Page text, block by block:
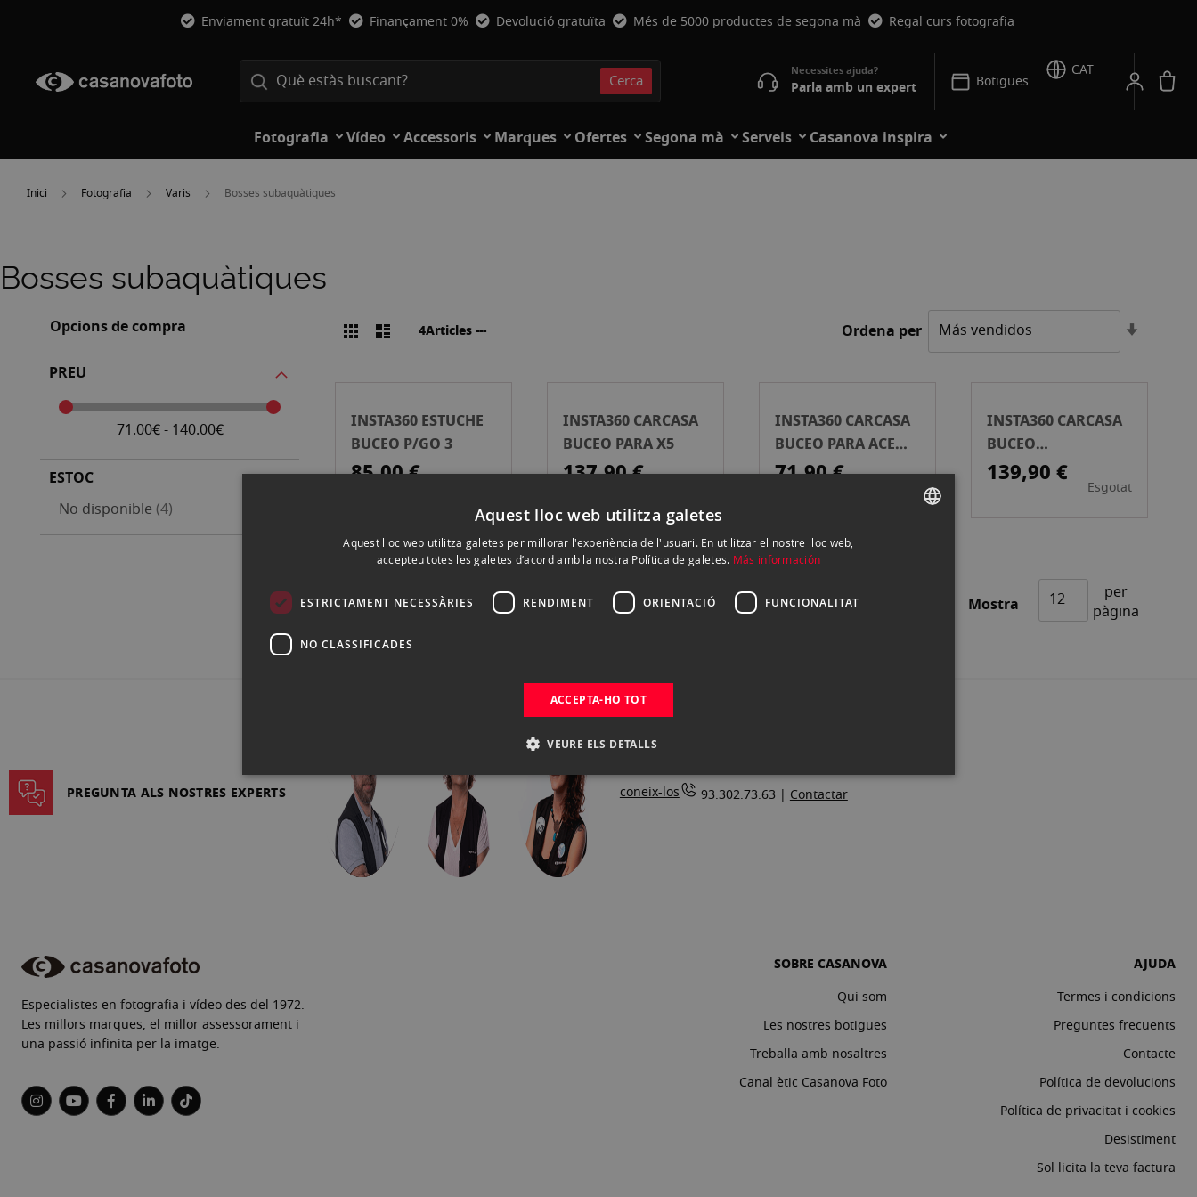
Enviament gratuït 24h* Finançament 0% Devolució gratuïta Més de 5000 productes de segona mà Regal curs fotografia
Cerca Parla amb un expert Botigues
CAT
Fotografia Vídeo Accessoris Marques Ofertes Segona mà Serveis Casanova inspira
Inici Fotografia Varis Bosses subaquàtiques
Bosses subaquàtiques
Opcions de compra
PREU
71.00€ - 140.00€
ESTOC
No disponible 4
articles
Veure
GraellaLlista4Articles --- Ordena per
INSTA360 ESTUCHE
BUCEO P/GO 3
85,00 €
INSTA360 CARCASA
BUCEO PARA X5
137,90 €
INSTA360 CARCASA
BUCEO PARA ACE
PRO 2
71,90 €
INSTA360 CARCASA
BUCEO
PROFESIONAL PARA
139,90 €
Esgotat
Mostra
per
pàgina
PREGUNTA ALS NOSTRES EXPERTS coneix-los 93.302.73.63 | Contactar
Especialistes en fotografia i vídeo des del 1972.
Les millors marques, el millor assessorament i
una passió infinita per la imatge.
SOBRE CASANOVA
Qui som
Les nostres botigues
Treballa amb nosaltres
Canal ètic Casanova Foto
AJUDA
Termes i condicions
Preguntes frecuents
Contacte
Política de devolucions
Política de privacitat i cookies
Desistiment
Sol·licita la teva factura
Aquest lloc web utilitza galetes
Aquest lloc web utilitza galetes per millorar l'experiència de l'usuari. En utilitzar el nostre lloc web,
accepteu totes les galetes d’acord amb la nostra Política de galetes. Más información
ESTRICTAMENT NECESSÀRIES RENDIMENT ORIENTACIÓ FUNCIONALITAT
NO CLASSIFICADES
ACCEPTA-HO TOT
VEURE ELS DETALLS